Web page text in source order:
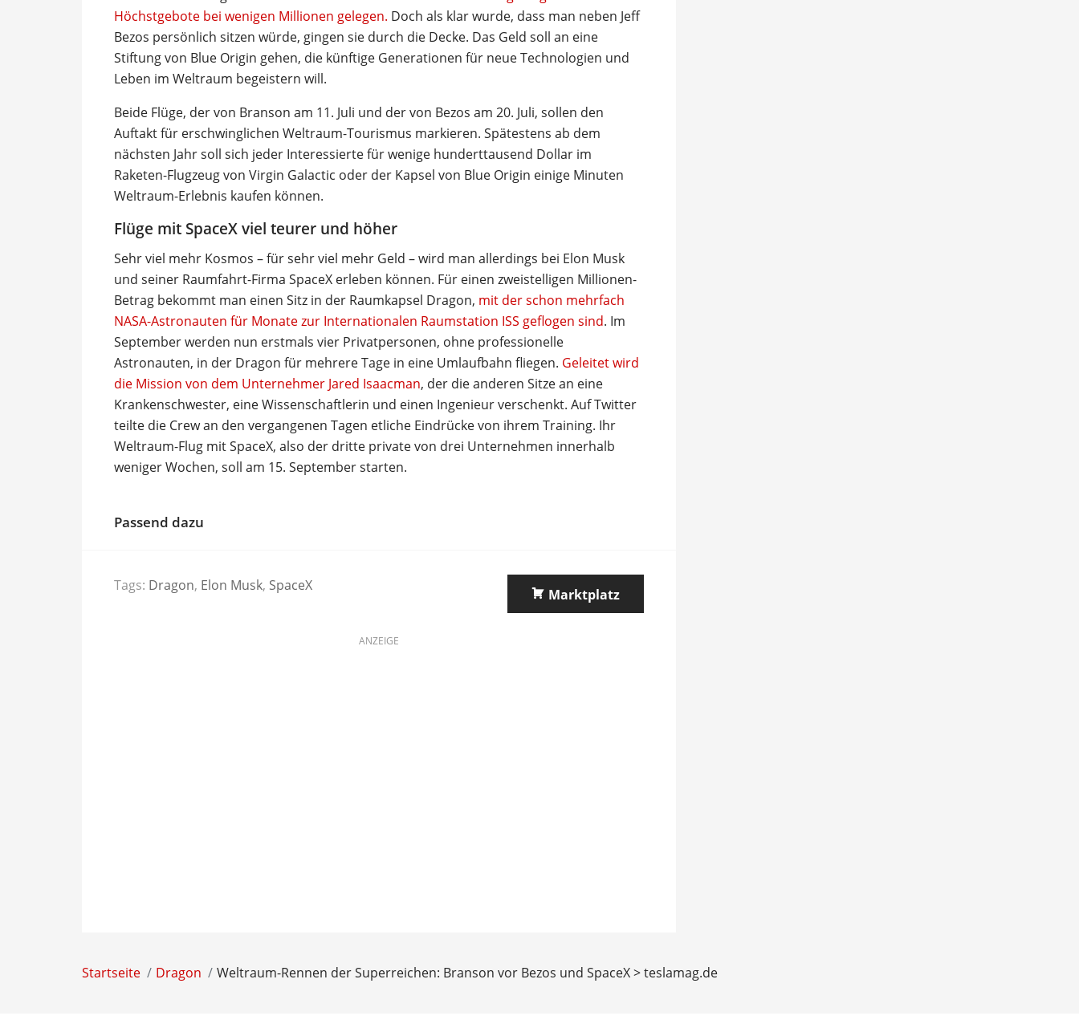
Höchstgebote bei wenigen Millionen gelegen. Doch als klar wurde, dass man neben Jeff
Bezos persönlich sitzen würde, gingen sie durch die Decke. Das Geld soll an eine
Stiftung von Blue Origin gehen, die künftige Generationen für neue Technologien und
Leben im Weltraum begeistern will.
Beide Flüge, der von Branson am 11. Juli und der von Bezos am 20. Juli, sollen den
Auftakt für erschwinglichen Weltraum-Tourismus markieren. Spätestens ab dem
nächsten Jahr soll sich jeder Interessierte für wenige hunderttausend Dollar im
Raketen-Flugzeug von Virgin Galactic oder der Kapsel von Blue Origin einige Minuten
Weltraum-Erlebnis kaufen können.
Flüge mit SpaceX viel teurer und höher
Sehr viel mehr Kosmos – für sehr viel mehr Geld – wird man allerdings bei Elon Musk
und seiner Raumfahrt-Firma SpaceX erleben können. Für einen zweistelligen Millionen-
Betrag bekommt man einen Sitz in der Raumkapsel Dragon, mit der schon mehrfach
NASA-Astronauten für Monate zur Internationalen Raumstation ISS geflogen sind. Im
September werden nun erstmals vier Privatpersonen, ohne professionelle
Astronauten, in der Dragon für mehrere Tage in eine Umlaufbahn fliegen. Geleitet wird
die Mission von dem Unternehmer Jared Isaacman, der die anderen Sitze an eine
Krankenschwester, eine Wissenschaftlerin und einen Ingenieur verschenkt. Auf Twitter
teilte die Crew an den vergangenen Tagen etliche Eindrücke von ihrem Training. Ihr
Weltraum-Flug mit SpaceX, also der dritte private von drei Unternehmen innerhalb
weniger Wochen, soll am 15. September starten.
Passend dazu
Tags: Dragon, Elon Musk, SpaceX
Marktplatz
ANZEIGE
Startseite Dragon Weltraum-Rennen der Superreichen: Branson vor Bezos und SpaceX > teslamag.de